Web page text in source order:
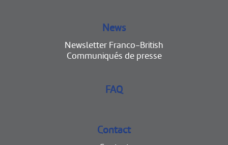
News
Newsletter Franco-British
Communiqués de presse
FAQ
Contact